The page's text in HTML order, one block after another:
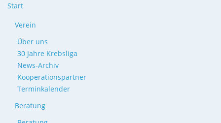
Start
Verein
Über uns
30 Jahre Krebsliga
News-Archiv
Kooperationspartner
Terminkalender
Beratung